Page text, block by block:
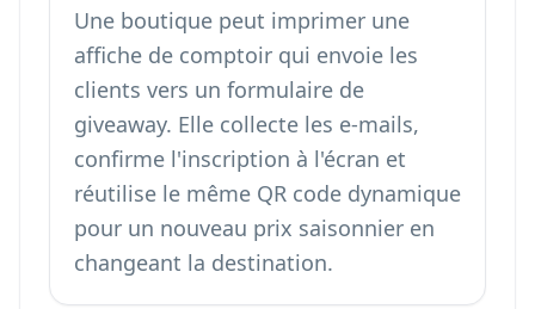
Une boutique peut imprimer une
affiche de comptoir qui envoie les
clients vers un formulaire de
giveaway. Elle collecte les e-mails,
confirme l'inscription à l'écran et
réutilise le même QR code dynamique
pour un nouveau prix saisonnier en
changeant la destination.